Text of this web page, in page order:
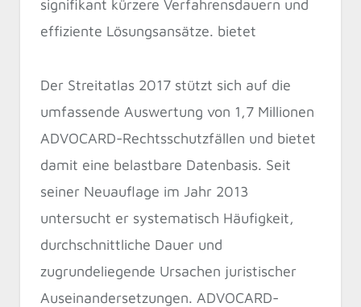
signifikant kürzere Verfahrensdauern und
effiziente Lösungsansätze. bietet
Der Streitatlas 2017 stützt sich auf die
umfassende Auswertung von 1,7 Millionen
ADVOCARD-Rechtsschutzfällen und bietet
damit eine belastbare Datenbasis. Seit
seiner Neuauflage im Jahr 2013
untersucht er systematisch Häufigkeit,
durchschnittliche Dauer und
zugrundeliegende Ursachen juristischer
Auseinandersetzungen. ADVOCARD-